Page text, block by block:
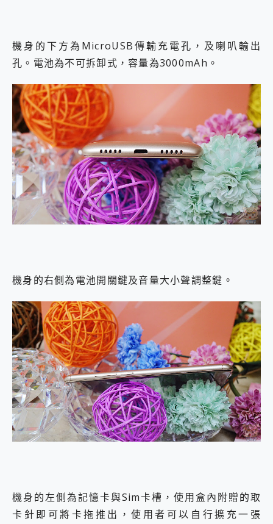
機身的下方為MicroUSB傳輸充電孔，及喇叭輸出
孔。電池為不可拆卸式，容量為3000mAh。
機身的右側為電池開關鍵及音量大小聲調整鍵。
機身的左側為記憶卡與Sim卡槽，使用盒內附贈的取
卡針即可將卡拖推出，使用者可以自行擴充一張